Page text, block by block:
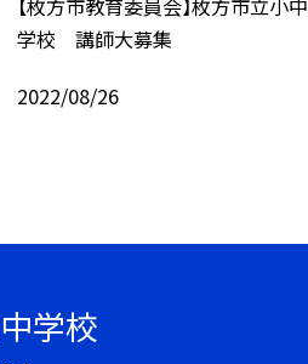
【枚方市教育委員会】枚方市立小中
学校 講師大募集
2022/08/26
学校